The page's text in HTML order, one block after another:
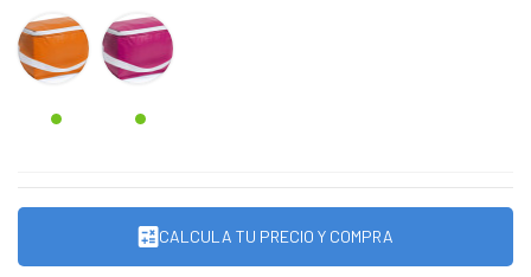
NARANJAFUCSIA
CALCULA TU PRECIO Y COMPRA